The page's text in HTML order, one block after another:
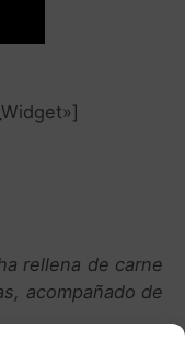
rellena de carne
acompañado de